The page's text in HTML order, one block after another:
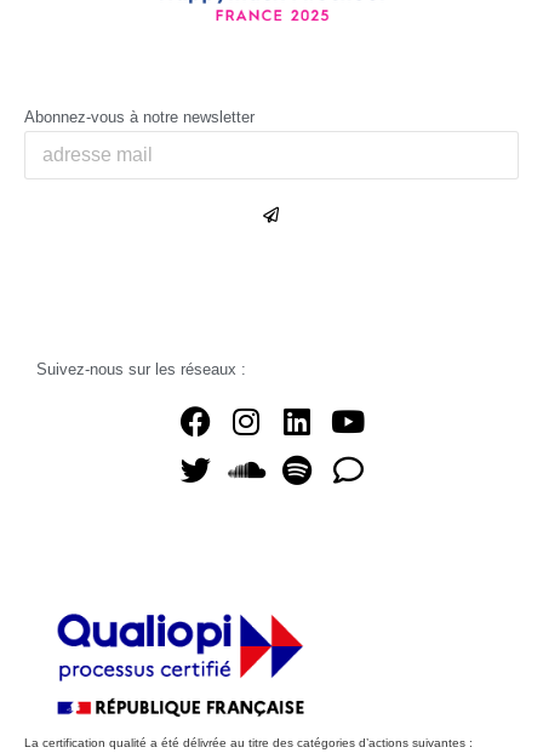
Abonnez-vous à notre newsletter
Suivez-nous sur les réseaux :
La certification qualité a été délivrée au titre des catégories d’actions suivantes :